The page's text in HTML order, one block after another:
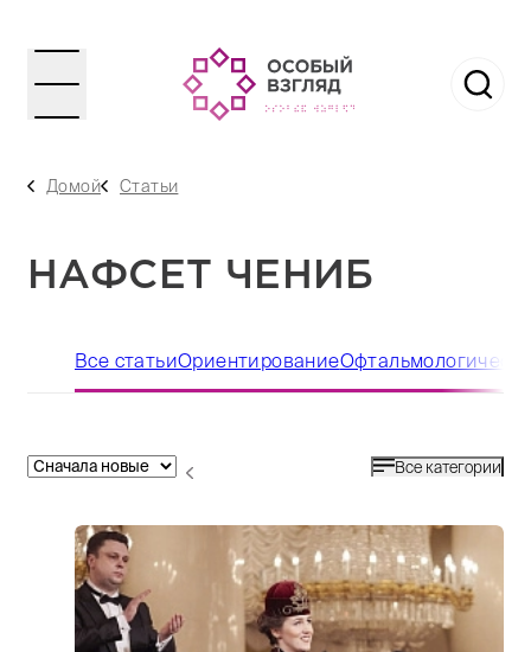
Домой Статьи
НАФСЕТ ЧЕНИБ
Все статьиОриентирование
Все категории